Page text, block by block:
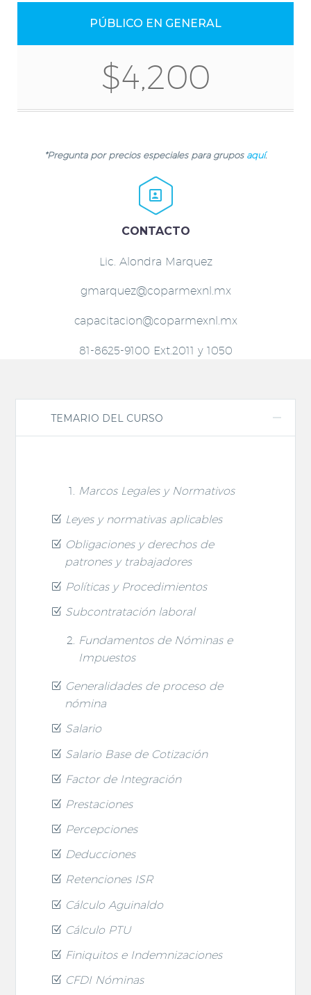
PÚBLICO EN GENERAL
$4,200
*Pregunta por precios especiales para grupos aquí.


CONTACTO
Lic. Alondra Marquez
gmarquez@coparmexnl.mx
capacitacion@coparmexnl.mx
81-8625-9100 Ext.2011 y 1050
TEMARIO DEL CURSO
Marcos Legales y Normativos
Leyes y normativas aplicables
Obligaciones y derechos de
patrones y trabajadores
Políticas y Procedimientos
Subcontratación laboral
Fundamentos de Nóminas e
Impuestos
Generalidades de proceso de
nómina
Salario
Salario Base de Cotización
Factor de Integración
Prestaciones
Percepciones
Deducciones
Retenciones ISR
Cálculo Aguinaldo
Cálculo PTU
Finiquitos e Indemnizaciones
CFDI Nóminas